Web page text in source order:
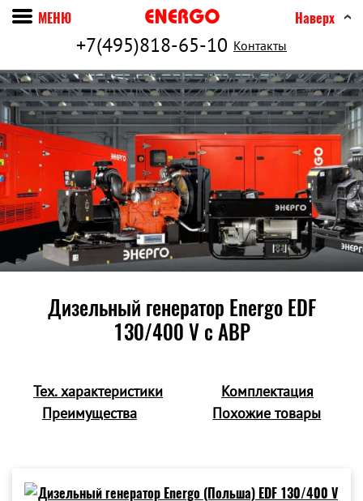
+7(495)818-65-10 Контакты
МЕНЮ Наверх
Дизельный генератор Energo EDF
130/400 V c АВР
Тех. характеристики
Комплектация
Преимущества
Похожие товары